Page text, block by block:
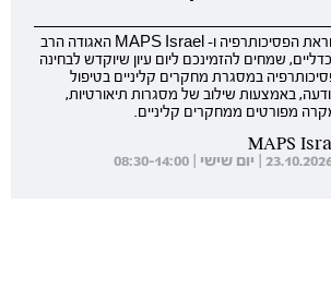
מכון מפרשים לחקר והוראת הפסיכותרפיה ו- MAPS Israel האגודה הרב
שמחים להזמינכם ליום עיון שיוקדש לבחינה
במסגרת מחקרים קליניים בטיפול
באמצעות שילוב של מסגרות תיאורטיות,
מקרה מפורטים ממחקרים קליניים.